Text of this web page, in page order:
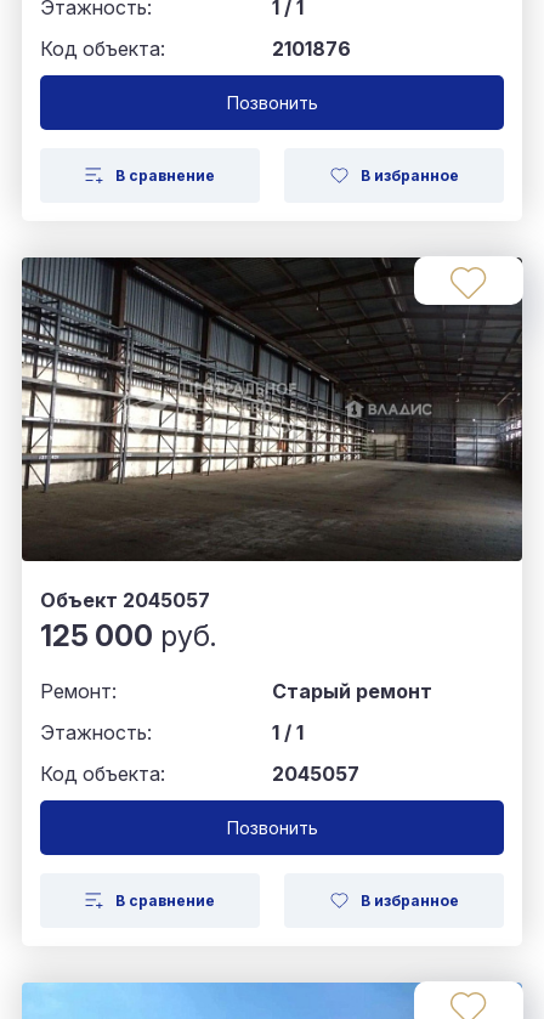
Этажность:
1 / 1
Код объекта:
2101876
Позвонить
В сравнение В избранное
Объект 2045057
125 000 руб.
Ремонт:
Старый ремонт
Этажность:
1 / 1
Код объекта:
2045057
Позвонить
В сравнение В избранное